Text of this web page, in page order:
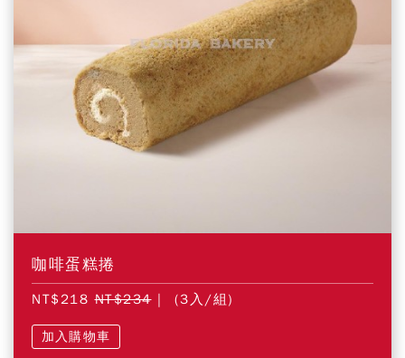
咖啡蛋糕捲
NT$218 NT$234| (3入/組)
加入購物車